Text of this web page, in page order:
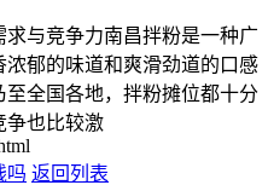
与竞争力南昌拌粉是一种广
郁的味道和爽滑劲道的口感
全国各地，拌粉摊位都十分
争也比较激
吗 返回列表